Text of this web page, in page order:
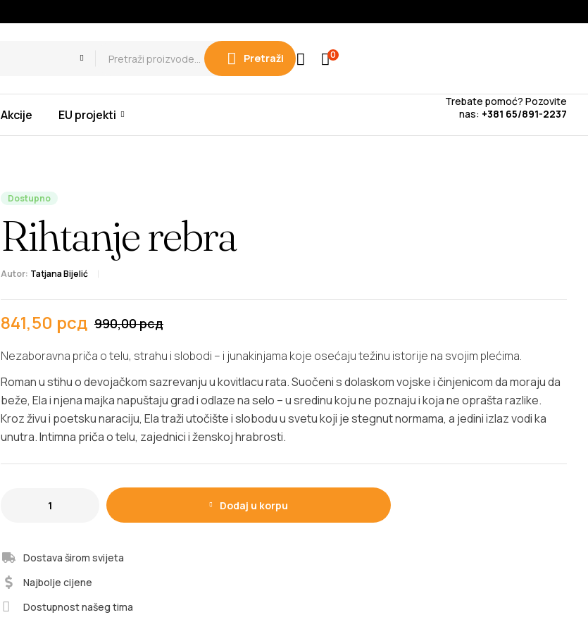
Pretraži 0
Akcije EU projekti
Trebate pomoć? Pozovite
nas: +381 65/891-2237
Dostupno
Rihtanje rebra
Autor: Tatjana Bijelić
990,00рсд
841,50 рсд
Nezaboravna priča o telu, strahu i slobodi – i junakinjama koje osećaju težinu istorije na svojim plećima.
Roman u stihu o devojačkom sazrevanju u kovitlacu rata. Suočeni s dolaskom vojske i činjenicom da moraju da
beže, Ela i njena majka napuštaju grad i odlaze na selo – u sredinu koju ne poznaju i koja ne oprašta razlike.
Kroz živu i poetsku naraciju, Ela traži utočište i slobodu u svetu koji je stegnut normama, a jedini izlaz vodi ka
unutra. Intimna priča o telu, zajednici i ženskoj hrabrosti.
Dodaj u korpu
Dostava širom svijeta
Najbolje cijene
Dostupnost našeg tima